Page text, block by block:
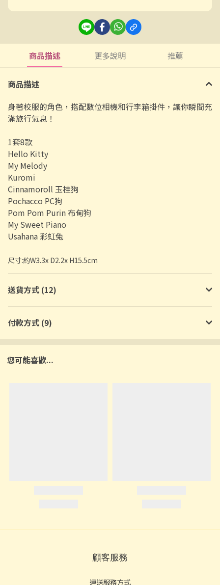
商品描述 更多說明 推薦
商品描述
身著校服的角色，搭配數位相機和行李箱掛件，讓你瞬間充
滿旅行氣息！
1套8款
Hello Kitty
My Melody
Kuromi
Cinnamoroll 玉桂狗
Pochacco PC狗
Pom Pom Purin 布甸狗
My Sweet Piano
Usahana 彩虹兔
尺寸:約W3.3x D2.2x H15.5cm
送貨方式 (12)
付款方式 (9)
您可能喜歡...
顧客服務
運送服務方式